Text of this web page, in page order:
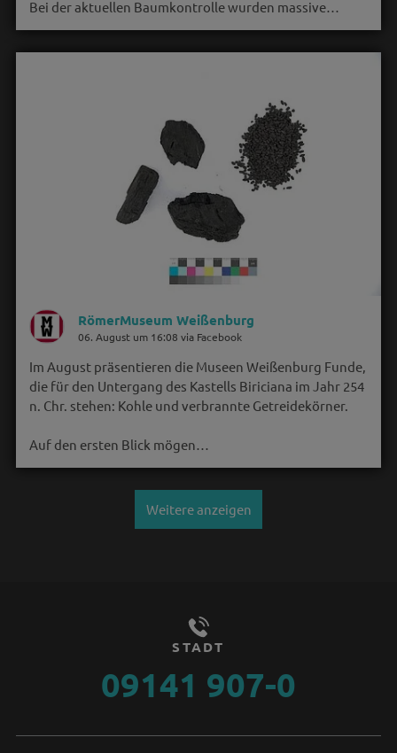
Bei der aktuellen Baumkontrolle wurden massive…
RömerMuseum Weißenburg
06. August um 16:08 via Facebook
Im August präsentieren die Museen Weißenburg Funde,
die für den Untergang des Kastells Biriciana im Jahr 254
n. Chr. stehen: Kohle und verbrannte Getreidekörner.
Auf den ersten Blick mögen…
Weitere anzeigen
STADT
09141 907-0